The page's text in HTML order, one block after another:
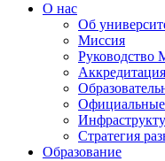
О нас
Об
Миссия
Аккредитация
Стратегия
Образование